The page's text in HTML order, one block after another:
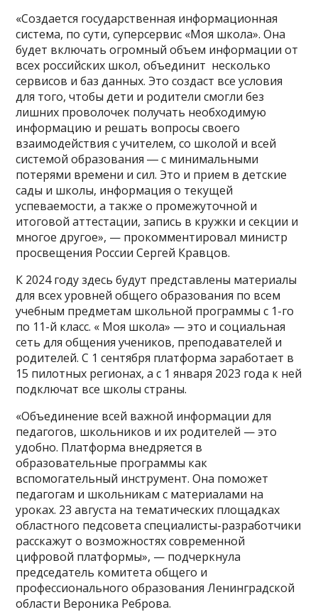
«Создается государственная информационная
система, по сути, суперсервис «Моя школа». Она
будет включать огромный объем информации от
всех российских школ, объединит несколько
сервисов и баз данных. Это создаст все условия
для того, чтобы дети и родители смогли без
лишних проволочек получать необходимую
информацию и решать вопросы своего
взаимодействия с учителем, со школой и всей
системой образования ― с минимальными
потерями времени и сил. Это и прием в детские
сады и школы, информация о текущей
успеваемости, а также о промежуточной и
итоговой аттестации, запись в кружки и секции и
многое другое», — прокомментировал министр
просвещения России Сергей Кравцов.
К 2024 году здесь будут представлены материалы
для всех уровней общего образования по всем
учебным предметам школьной программы с 1-го
по 11-й класс. « Моя школа» — это и социальная
сеть для общения учеников, преподавателей и
родителей. С 1 сентября платформа заработает в
15 пилотных регионах, а с 1 января 2023 года к ней
подключат все школы страны.
«Объединение всей важной информации для
педагогов, школьников и их родителей — это
удобно. Платформа внедряется в
образовательные программы как
вспомогательный инструмент. Она поможет
педагогам и школьникам с материалами на
уроках. 23 августа на тематических площадках
областного педсовета специалисты-разработчики
расскажут о возможностях современной
цифровой платформы», — подчеркнула
председатель комитета общего и
профессионального образования Ленинградской
области Вероника Реброва.